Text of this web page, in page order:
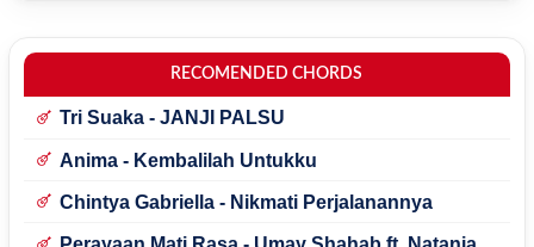
RECOMENDED CHORDS
Tri Suaka - JANJI PALSU
Anima - Kembalilah Untukku
Chintya Gabriella - Nikmati Perjalanannya